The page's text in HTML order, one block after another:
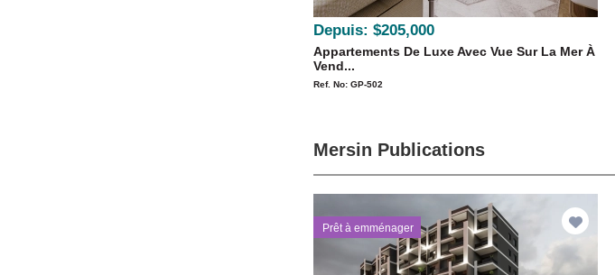
Depuis: $205,000
Appartements De Luxe Avec Vue Sur La Mer À
Vend...
Ref. No: GP-502
Mersin Publications
Prêt à emménager